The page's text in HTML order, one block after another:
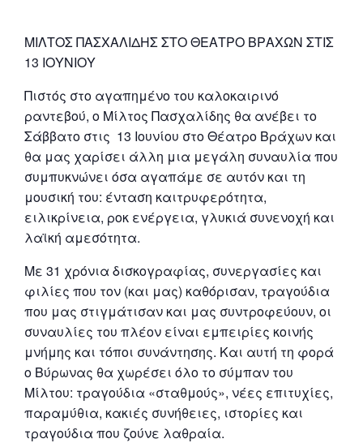
ΜΙΛΤΟΣ ΠΑΣΧΑΛΙΔΗΣ ΣΤΟ ΘΕΑΤΡΟ ΒΡΑΧΩΝ ΣΤΙΣ
13 ΙΟΥΝΙΟΥ
Πιστός στο αγαπημένο του καλοκαιρινό
ραντεβού, ο Μίλτος Πασχαλίδης θα ανέβει το
Σάββατο στις 13 Ιουνίου στο Θέατρο Βράχων και
θα μας χαρίσει άλλη μια μεγάλη συναυλία που
συμπυκνώνει όσα αγαπάμε σε αυτόν και τη
μουσική του: ένταση καιτρυφερότητα,
ειλικρίνεια, ροκ ενέργεια, γλυκιά συνενοχή και
λαϊκή αμεσότητα.
Με 31 χρόνια δισκογραφίας, συνεργασίες και
φιλίες που τον (και μας) καθόρισαν, τραγούδια
που μας στιγμάτισαν και μας συντροφεύουν, οι
συναυλίες του πλέον είναι εμπειρίες κοινής
μνήμης και τόποι συνάντησης. Και αυτή τη φορά
ο Βύρωνας θα χωρέσει όλο το σύμπαν του
Μίλτου: τραγούδια «σταθμούς», νέες επιτυχίες,
παραμύθια, κακιές συνήθειες, ιστορίες και
τραγούδια που ζούνε λαθραία.